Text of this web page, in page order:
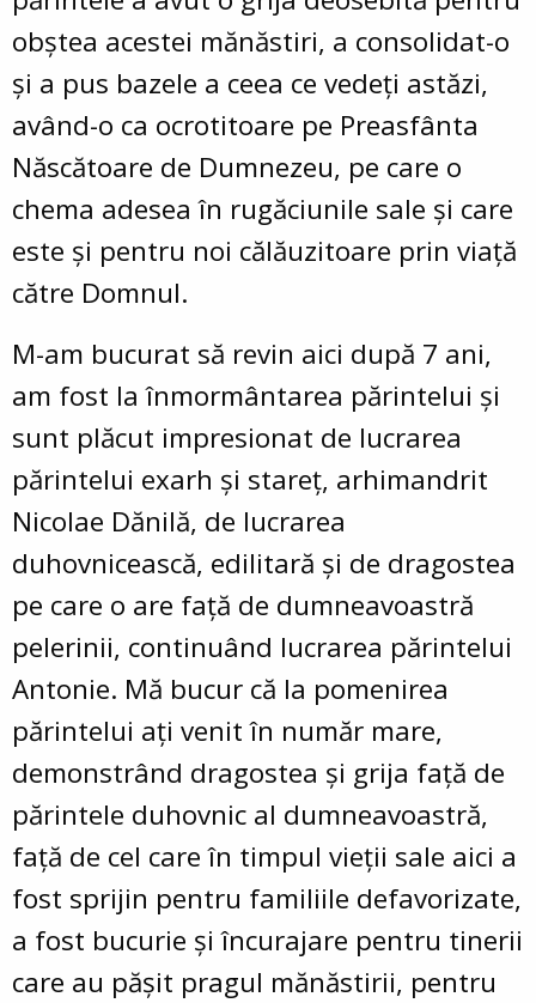
obștea acestei mănăstiri, a consolidat-o
și a pus bazele a ceea ce vedeți astăzi,
având-o ca ocrotitoare pe Preasfânta
Născătoare de Dumnezeu, pe care o
chema adesea în rugăciunile sale și care
este și pentru noi călăuzitoare prin viață
către Domnul.
M-am bucurat să revin aici după 7 ani,
am fost la înmormântarea părintelui și
sunt plăcut impresionat de lucrarea
părintelui exarh și stareț, arhimandrit
Nicolae Dănilă, de lucrarea
duhovnicească, edilitară și de dragostea
pe care o are față de dumneavoastră
pelerinii, continuând lucrarea părintelui
Antonie. Mă bucur că la pomenirea
părintelui ați venit în număr mare,
demonstrând dragostea și grija față de
părintele duhovnic al dumneavoastră,
față de cel care în timpul vieții sale aici a
fost sprijin pentru familiile defavorizate,
a fost bucurie și încurajare pentru tinerii
care au pășit pragul mănăstirii, pentru